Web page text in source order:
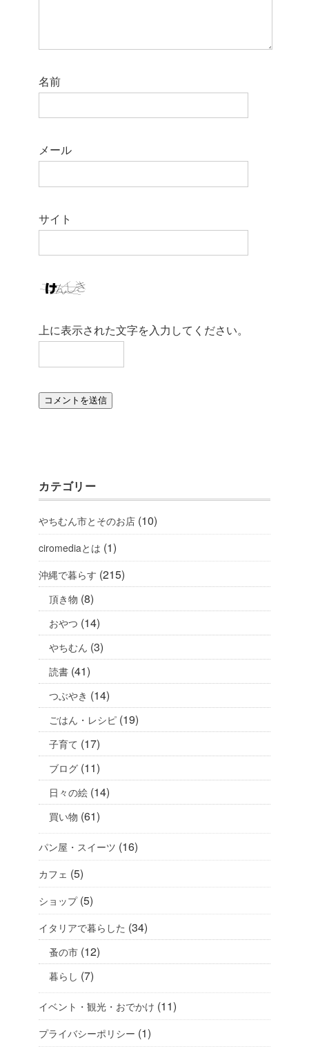
名前
メール
サイト
上に表示された文字を入力してください。
カテゴリー
やちむん市とそのお店 (10)
ciromediaとは (1)
沖縄で暮らす (215)
頂き物 (8)
おやつ (14)
やちむん (3)
読書 (41)
つぶやき (14)
ごはん・レシピ (19)
子育て (17)
ブログ (11)
日々の絵 (14)
買い物 (61)
パン屋・スイーツ (16)
カフェ (5)
ショップ(5)
イタリアで暮らした (34)
蚤の市 (12)
暮らし (7)
イベント・観光・おでかけ (11)
プライバシーポリシー (1)